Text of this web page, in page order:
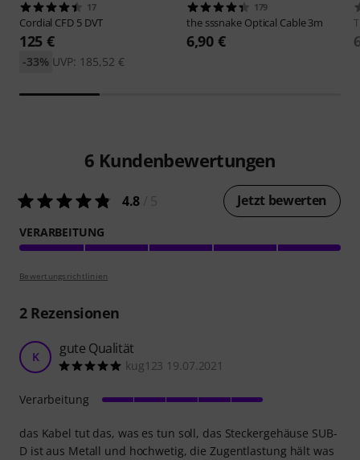
17
Cordial CFD 5 DVT
125 €
UVP: 185,52 €
-33%
179
the sssnake Optical Cable 3m
6,90 €
6 Kundenbewertungen
4.8 Jetzt bewerten
VERARBEITUNG
Bewertungsrichtlinien
2Rezensionen
K gute Qualität
kug123 19.07.2021
das Kabel tut das, was es tun soll, das Steckergehäuse SUB-
D ist aus Metall und hochwetig, die Zugentlastung hält was
Verarbeitung